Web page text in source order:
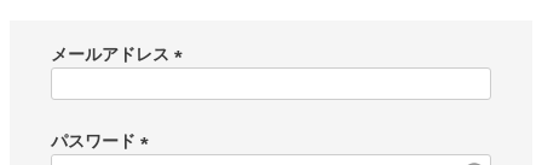
メールアドレス
)
パスワード